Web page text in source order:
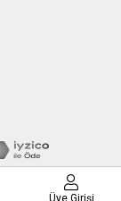
Üye Girişi